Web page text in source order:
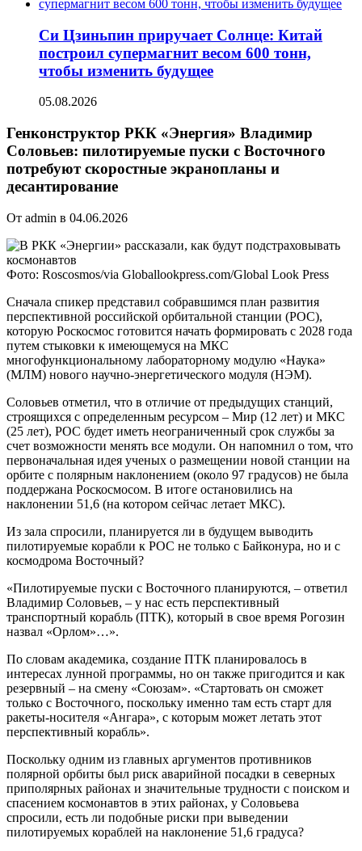
Си Цзиньпин приручает Солнце: Китай
построил супермагнит весом 600 тонн,
чтобы изменить будущее
05.08.2026
Генконструктор РКК «Энергия» Владимир
Соловьев: пилотируемые пуски с Восточного
потребуют скоростные экранопланы и
десантирование
От admin в 04.06.2026
Фото: Roscosmos/via Globallookpress.com/Global Look Press
Сначала спикер представил собравшимся план развития
перспективной российской орбитальной станции (РОС),
которую Роскосмос готовится начать формировать с 2028 года
путем стыковки к имеющемуся на МКС
многофункциональному лабораторному модулю «Наука»
(МЛМ) нового научно-энергетического модуля (НЭМ).
Соловьев отметил, что в отличие от предыдущих станций,
строящихся с определенным ресурсом – Мир (12 лет) и МКС
(25 лет), РОС будет иметь неограниченный срок службы за
счет возможности менять все модули. Он напомнил о том, что
первоначальная идея ученых о размещении новой станции на
орбите с полярным наклонением (около 97 градусов) не была
поддержана Роскосмосом. В итоге остановились на
наклонении 51,6 (на котором сейчас летает МКС).
Из зала спросили, планируется ли в будущем выводить
пилотируемые корабли к РОС не только с Байконура, но и с
космодрома Восточный?
«Пилотируемые пуски с Восточного планируются, – ответил
Владимир Соловьев, – у нас есть перспективный
транспортный корабль (ПТК), который в свое время Рогозин
назвал «Орлом»…».
По словам академика, создание ПТК планировалось в
интересах лунной программы, но он также пригодится и как
резервный – на смену «Союзам». «Стартовать он сможет
только с Восточного, поскольку именно там есть старт для
ракеты-носителя «Ангара», с которым может летать этот
перспективный корабль».
Поскольку одним из главных аргументов противников
полярной орбиты был риск аварийной посадки в северных
приполярных районах и значительные трудности с поиском и
спасением космонавтов в этих районах, у Соловьева
спросили, есть ли подобные риски при выведении
пилотируемых кораблей на наклонение 51,6 градуса?